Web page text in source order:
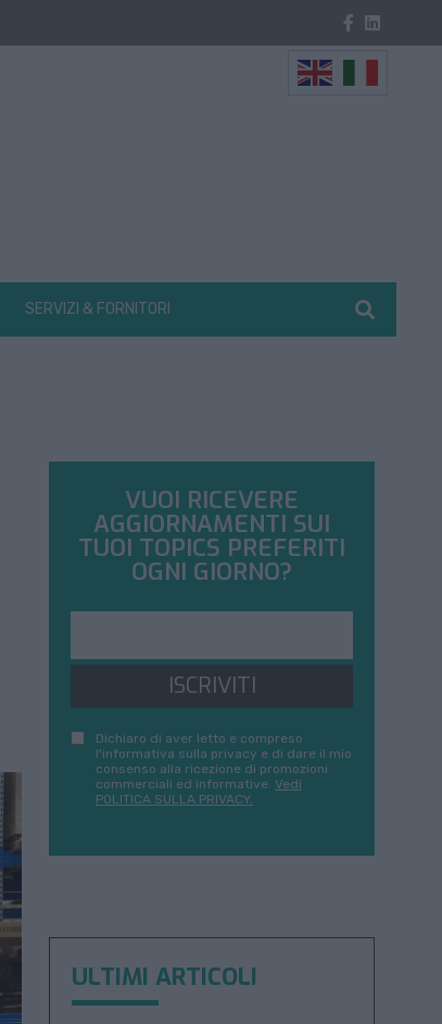
SERVIZI & FORNITORI
VUOI RICEVERE
AGGIORNAMENTI SUI
TUOI TOPICS PREFERITI
OGNI GIORNO?
ISCRIVITI
Dichiaro di aver letto e compreso
l'informativa sulla privacy e di dare il mio
consenso alla ricezione di promozioni
commerciali ed informative. Vedi
POLITICA SULLA PRIVACY.
ULTIMI ARTICOLI